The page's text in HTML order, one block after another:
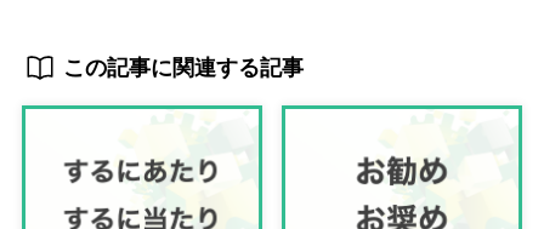
この記事に関連する記事